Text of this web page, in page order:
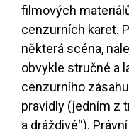
filmových
cenzurních karet.
některá scéna,
obvykle stručné a
cenzurního
pravidly (jedním z
a dráždivé“).